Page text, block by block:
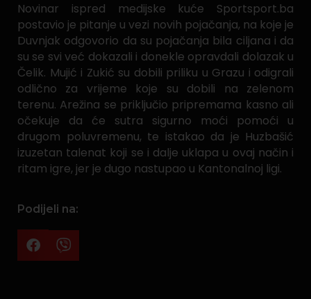
Novinar ispred medijske kuće Sportsport.ba
postavio je pitanje u vezi novih pojačanja, na koje je
Duvnjak odgovorio da su pojačanja bila ciljana i da
su se svi već dokazali i donekle opravdali dolazak u
Čelik. Mujić i Zukić su dobili priliku u Grazu i odigrali
odlično za vrijeme koje su dobili na zelenom
terenu. Arežina se priključio pripremama kasno ali
očekuje da će sutra sigurno moći pomoći u
drugom poluvremenu, te istakao da je Huzbašić
izuzetan talenat koji se i dalje uklapa u ovaj način i
ritam igre, jer je dugo nastupao u Kantonalnoj ligi.
Podijeli na: